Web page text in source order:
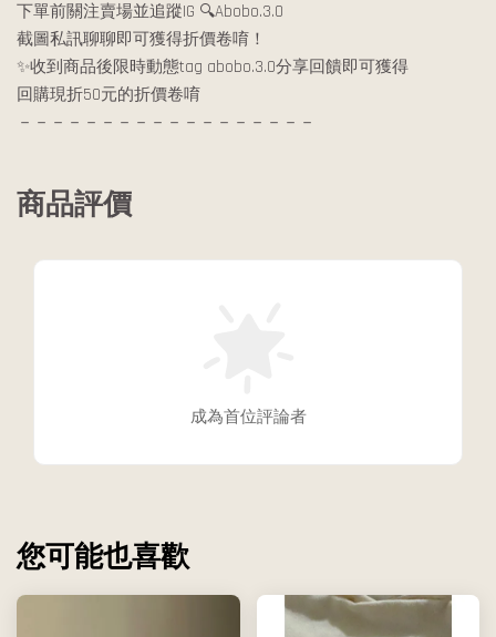
下單前關注賣場並追蹤IG 🔍Abobo.3.0
截圖私訊聊聊即可獲得折價卷唷！
✨收到商品後限時動態tag abobo.3.0分享回饋即可獲得
回購現折50元的折價卷唷
－－－－－－－－－－－－－－－－－－
商品評價
成為首位評論者
您可能也喜歡